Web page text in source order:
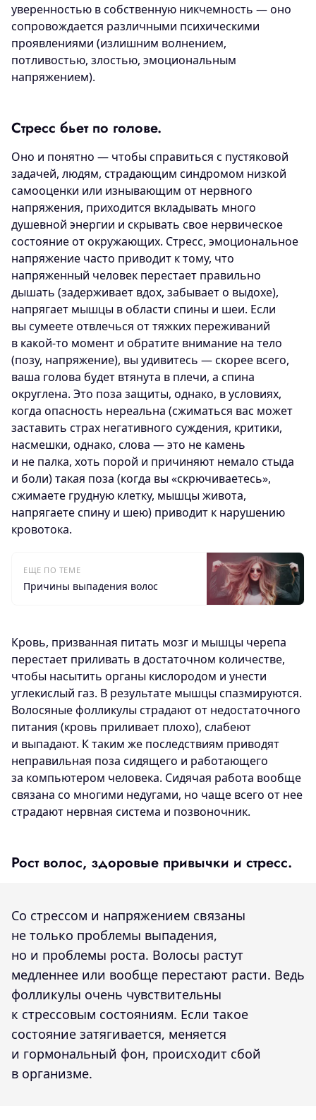
уверенностью в собственную никчемность — оно
сопровождается различными психическими
проявлениями (излишним волнением,
потливостью, злостью, эмоциональным
напряжением).
Стресс бьет по голове.
Оно и понятно — чтобы справиться с пустяковой
задачей, людям, страдающим синдромом низкой
самооценки или изнывающим от нервного
напряжения, приходится вкладывать много
душевной энергии и скрывать свое нервическое
состояние от окружающих. Стресс, эмоциональное
напряжение часто приводит к тому, что
напряженный человек перестает правильно
дышать (задерживает вдох, забывает о выдохе),
напрягает мышцы в области спины и шеи. Если
вы сумеете отвлечься от тяжких переживаний
в какой-то момент и обратите внимание на тело
(позу, напряжение), вы удивитесь — скорее всего,
ваша голова будет втянута в плечи, а спина
округлена. Это поза защиты, однако, в условиях,
когда опасность нереальна (сжиматься вас может
заставить страх негативного суждения, критики,
насмешки, однако, слова — это не камень
и не палка, хоть порой и причиняют немало стыда
и боли) такая поза (когда вы «скрючиваетесь»,
сжимаете грудную клетку, мышцы живота,
напрягаете спину и шею) приводит к нарушению
кровотока.
ЕЩЕ ПО ТЕМЕ
Причины выпадения волос
Кровь, призванная питать мозг и мышцы черепа
перестает приливать в достаточном количестве,
чтобы насытить органы кислородом и унести
углекислый газ. В результате мышцы спазмируются.
Волосяные фолликулы страдают от недостаточного
питания (кровь приливает плохо), слабеют
и выпадают. К таким же последствиям приводят
неправильная поза сидящего и работающего
за компьютером человека. Сидячая работа вообще
связана со многими недугами, но чаще всего от нее
страдают нервная система и позвоночник.
Рост волос, здоровые привычки и стресс.
Со стрессом и напряжением связаны
не только проблемы выпадения,
но и проблемы роста. Волосы растут
медленнее или вообще перестают расти. Ведь
фолликулы очень чувствительны
к стрессовым состояниям. Если такое
состояние затягивается, меняется
и гормональный фон, происходит сбой
в организме.